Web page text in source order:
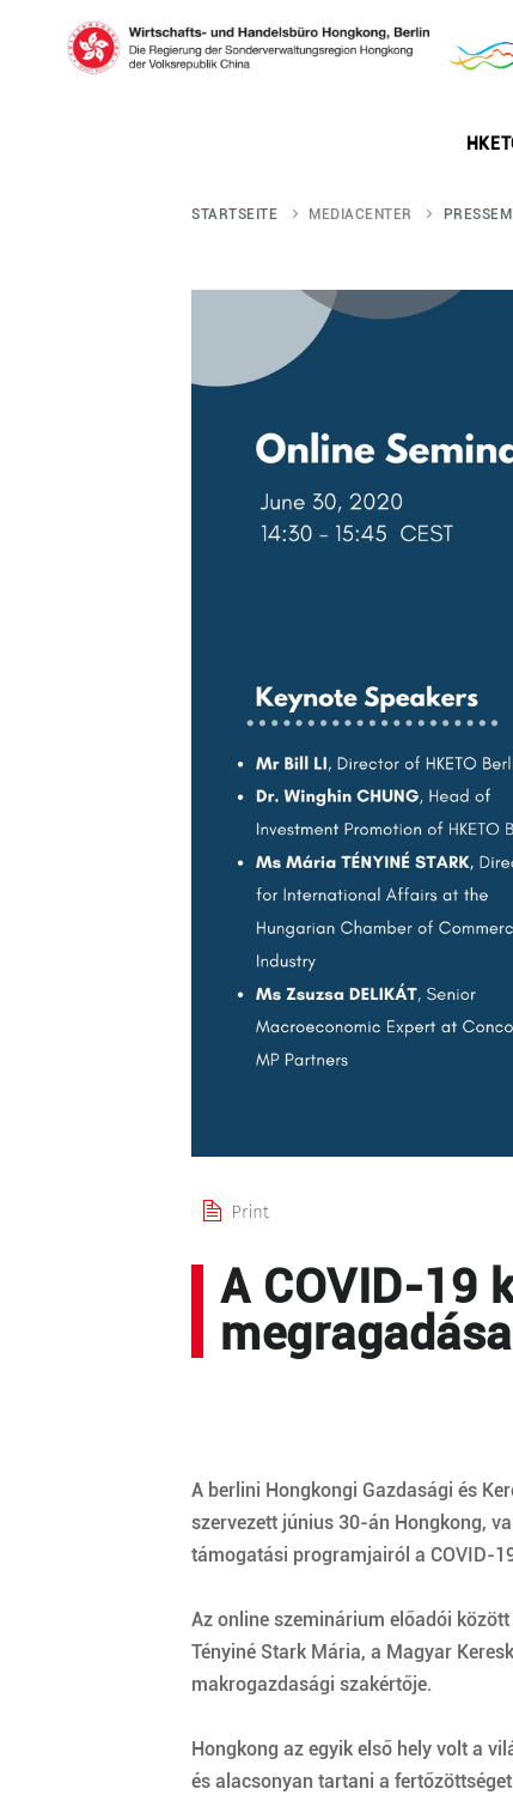
Skip
STARTSEITE MEDIACENTER
A COVID-19
megragadása
A berlini Hongkongi Gazdasági és
szervezett június 30-án Hongkong,
támogatási programjairól a COVID-
Az online szeminárium előadói
Tényiné Stark Mária, a Magyar
makrogazdasági szakértője.
Hongkong az egyik első hely volt a
és alacsonyan tartani a